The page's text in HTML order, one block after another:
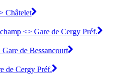
Châtelet
<> ︎Gare de Cergy Préf.
de Bessancourt
de Cergy Préf.